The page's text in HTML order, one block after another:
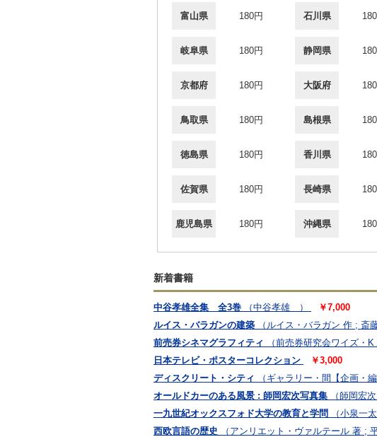
富山県 180円 石川県
岐阜県 180円 静岡県
京都府 180円 大阪府
鳥取県 180円 島根県
徳島県 180円 香川県
佐賀県 180円 長崎県
鹿児島県 180円 沖縄県
新着書籍
中谷孝雄全集 全3巻 （中谷孝雄 ）
￥7,000
ルイス・バラガンの建築
（ルイス・バラガン 作 ; 斎
前売券シネマグラフィティ
（前売券研究会ワイズ・K
日本テレビ・ポスターコレクション
￥3,000
ディスクリート・シティ
（ギャラリー・間【企画・
オールドカーのある風景 : 師岡宏次写真集
（師岡宏次
一九世紀オックスフォド大学の教育と学問
（小泉一
西欧言語の歴史
（アンリエット・ヴァルテール 著 ;